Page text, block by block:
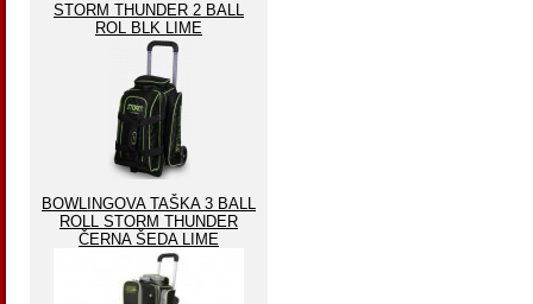
STORM THUNDER 2 BALL
ROL BLK LIME
BOWLINGOVA TAŠKA 3 BALL
ROLL STORM THUNDER
ČERNA ŠEDA LIME